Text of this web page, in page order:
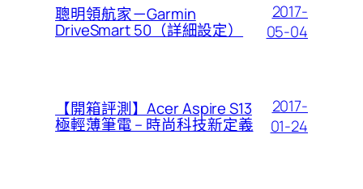
聰明領航家－Garmin
DriveSmart 50（詳細設定）
2017-
05-04
【開箱評測】Acer Aspire S13
極輕薄筆電 – 時尚科技新定義
2017-
01-24